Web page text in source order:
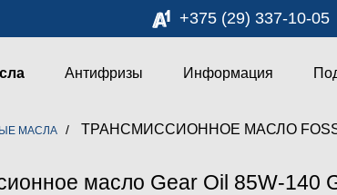
+375 (29) 337-10-05
Антифризы Информация
МАСЛА ТРАНСМИССИОННОЕ МАСЛО
масло Gear Oil 85W-140